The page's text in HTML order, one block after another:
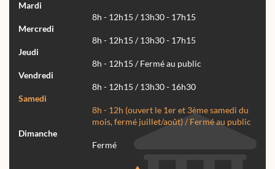
Mardi
8h - 12h15 / 13h30 - 17h15
Mercredi
8h - 12h15 / 13h30 - 17h15
Jeudi
8h - 12h15 / Fermé au public
Vendredi
8h - 12h15 / 13h30 - 16h30
Samedi
8h - 12h (ouvert le 1er et 3ème samedi du
mois, fermé juillet/août) / Fermé au public
Dimanche
Fermé